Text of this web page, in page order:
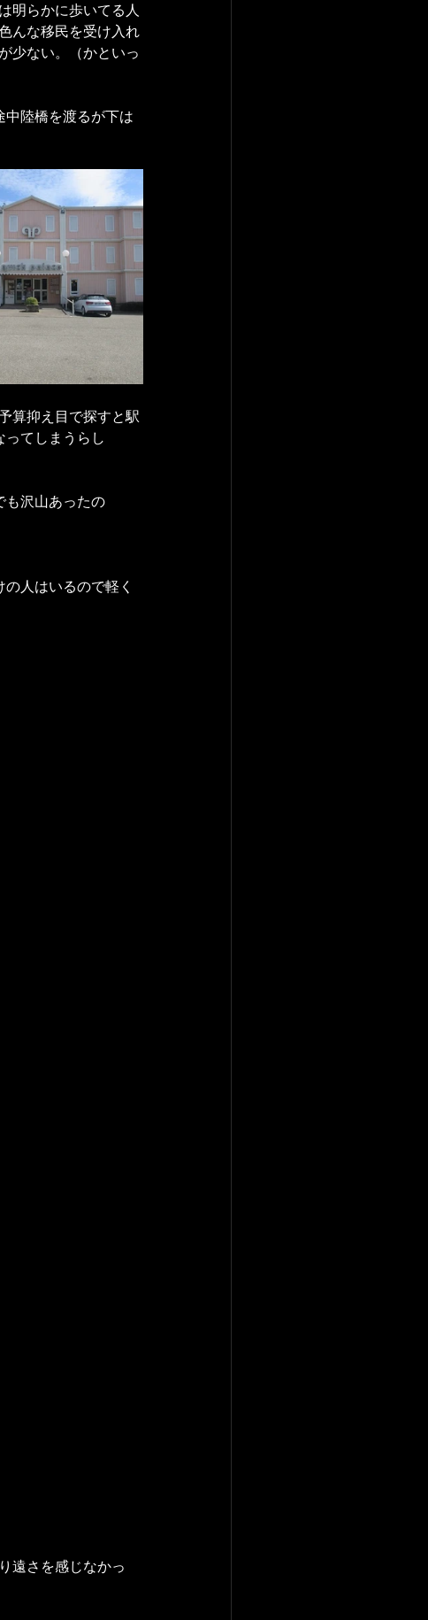
明らかに歩いてる人
んな移民を受け入れ
少ない。（かといっ
陸橋を渡るが下は
算抑え目で探すと駅
てしまうらし
も沢山あったの
人はいるので軽く
遠さを感じなかっ